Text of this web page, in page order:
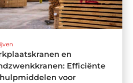
en
Efficiënte
voor